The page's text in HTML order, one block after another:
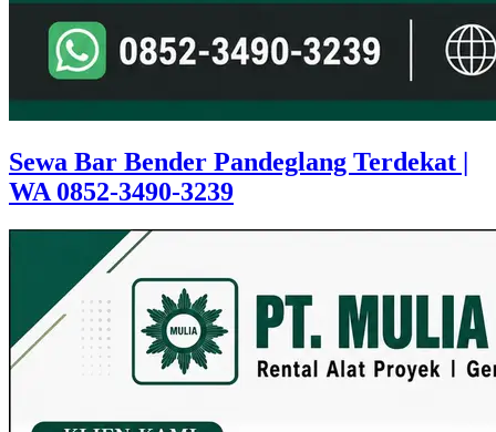
Sewa Bar Bender Pandeglang Terdekat |
WA 0852-3490-3239